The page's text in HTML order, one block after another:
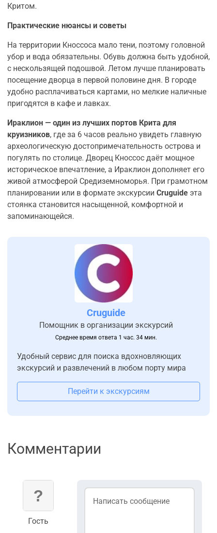
Критом.
Практические нюансы и советы
На территории Кноссоса мало тени, поэтому головной
убор и вода обязательны. Обувь должна быть удобной,
с нескользящей подошвой. Летом лучше планировать
посещение дворца в первой половине дня. В городе
удобно расплачиваться картами, но мелкие наличные
пригодятся в кафе и лавках.
Ираклион — один из лучших портов Крита для
круизников, где за 6 часов реально увидеть главную
археологическую достопримечательность острова и
погулять по столице. Дворец Кноссос даёт мощное
историческое впечатление, а Ираклион дополняет его
живой атмосферой Средиземноморья. При грамотном
планировании или в формате экскурсии Cruguide эта
стоянка становится насыщенной, комфортной и
запоминающейся.
Cruguide
Помощник в организации экскурсий
Среднее время ответа 1 час. 34 мин.
Удобный сервис для поиска вдохновляющих
экскурсий и развлечений в любом порту мира
Перейти к экскурсиям
Комментарии
Гость